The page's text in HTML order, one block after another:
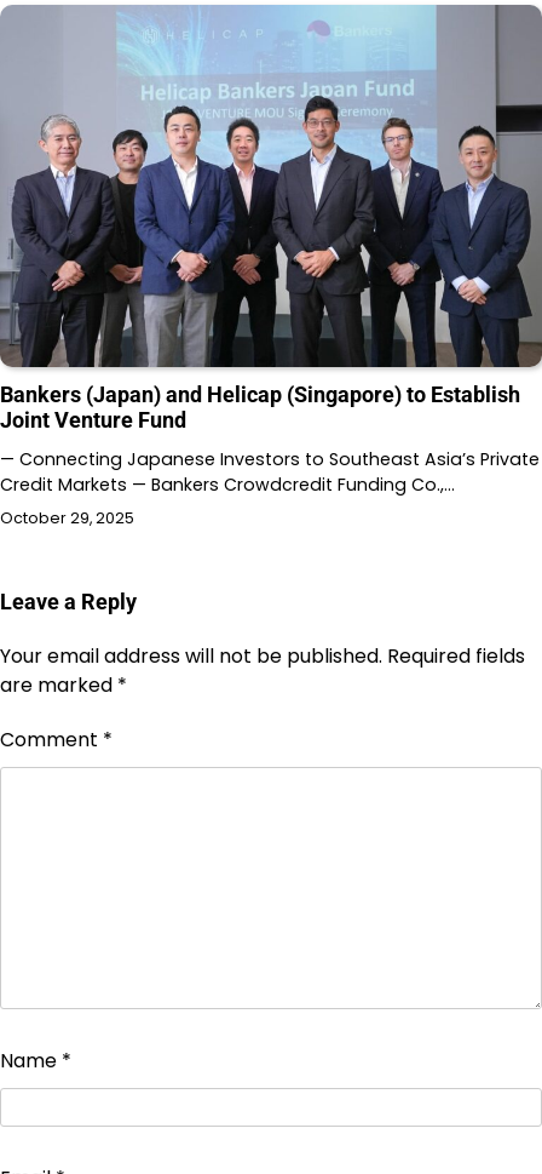
Bankers (Japan) and Helicap (Singapore) to Establish
Joint Venture Fund
— Connecting Japanese Investors to Southeast Asia’s Private
Credit Markets — Bankers Crowdcredit Funding Co.,…
October 29, 2025
Leave a Reply
Your email address will not be published. Required fields
are marked *
Comment *
Name *